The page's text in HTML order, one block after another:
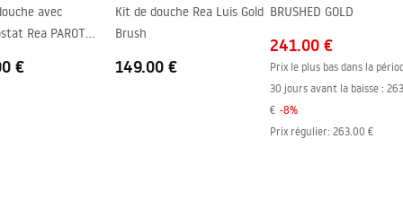
avec
Rea PAROT
€
Kit de douche Rea Luis Gold
Brush
149.00 €
BRUSHED GOLD
241.00 €
Prix le plus bas dans la
30 jours avant la baisse :
€ -8%
Prix régulier: 263.00 €